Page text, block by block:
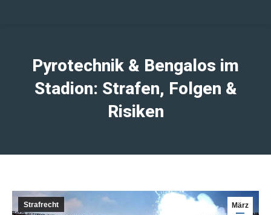
Pyrotechnik & Bengalos im
Stadion: Strafen, Folgen &
Risiken
März
Strafrecht